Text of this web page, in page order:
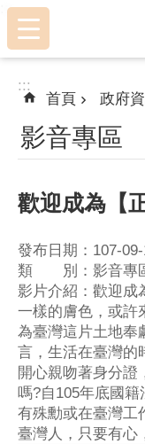
跳到主要內容區塊
:::
:::
首頁 政府
影音專區
歡迎成為【
發布日期：107-
類 別：影音專
影片介紹：歡迎成
一樣的膚色，或許
為臺灣這片土地奉
言，生活在臺灣的
開心親吻著身分證
嗎?自105年底國
有殊勳或在臺灣工
臺灣人，只要有心